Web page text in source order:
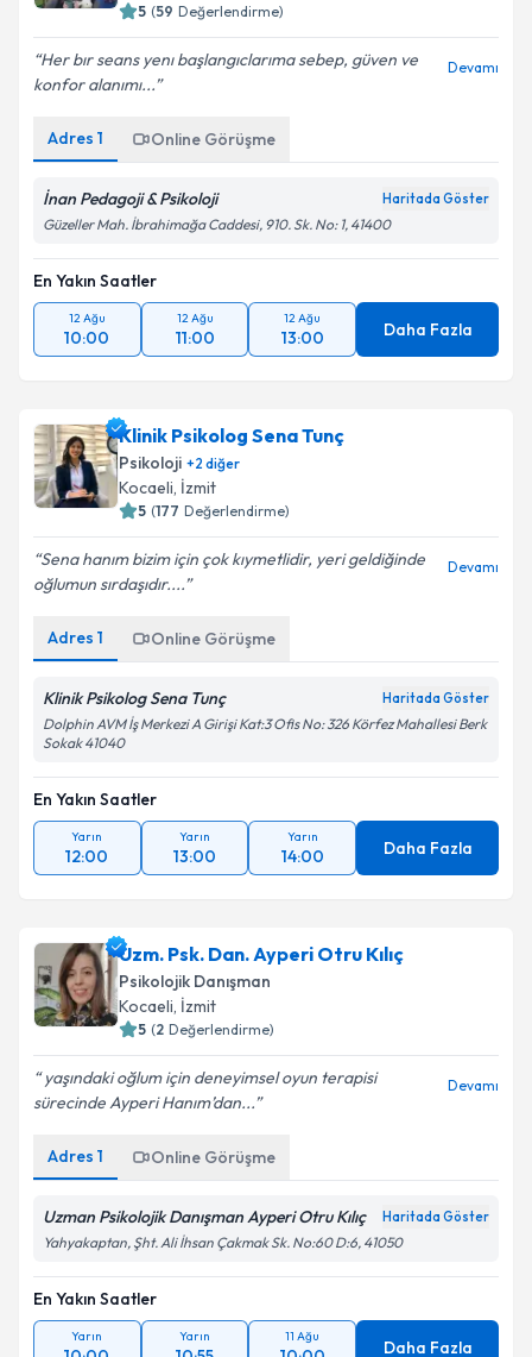
5 (59 Değerlendirme)
Her bır seans yenı başlangıclarıma sebep, güven ve
konfor alanımı...
Devamı
Adres 1 Online Görüşme
İnan Pedagoji & Psikoloji Haritada Göster
Güzeller Mah. İbrahimağa Caddesi, 910. Sk. No: 1, 41400
En Yakın Saatler
12 Ağu
10:00
12 Ağu
11:00
12 Ağu
13:00 Daha Fazla
Klinik Psikolog Sena Tunç
Psikoloji +2 diğer
Kocaeli, İzmit
5 (177 Değerlendirme)
Sena hanım bizim için çok kıymetlidir, yeri geldiğinde
oğlumun sırdaşıdır....
Devamı
Adres 1 Online Görüşme
Klinik Psikolog Sena Tunç Haritada Göster
Dolphin AVM İş Merkezi A Girişi Kat:3 Ofis No: 326 Körfez Mahallesi Berk
Sokak 41040
En Yakın Saatler
Yarın
12:00
Yarın
13:00
Yarın
14:00 Daha Fazla
Uzm. Psk. Dan. Ayperi Otru Kılıç
Psikolojik Danışman
Kocaeli, İzmit
5 (2 Değerlendirme)
yaşındaki oğlum için deneyimsel oyun terapisi
sürecinde Ayperi Hanım’dan...
Devamı
Adres 1 Online Görüşme
Uzman Psikolojik Danışman Ayperi Otru Kılıç Haritada Göster
Yahyakaptan, Şht. Ali İhsan Çakmak Sk. No:60 D:6, 41050
En Yakın Saatler
Yarın Yarın 11 Ağu
Daha Fazla